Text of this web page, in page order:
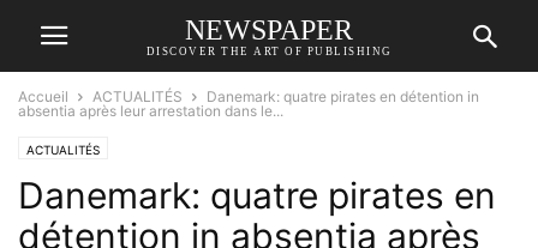
NEWSPAPER
DISCOVER THE ART OF PUBLISHING
Accueil ACTUALITÉS
Danemark: quatre pirates en détention in
absentia après leur arrestation dans le...
ACTUALITÉS
Danemark: quatre pirates en
détention in absentia après